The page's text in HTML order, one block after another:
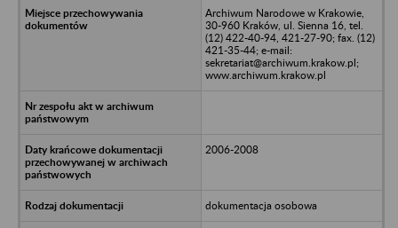
Archiwum Narodowe w Krakowie,
30-960 Kraków, ul. Sienna 16, tel.
(12) 422-40-94, 421-27-90; fax. (12)
421-35-44; e-mail:
sekretariat@archiwum.krakow.pl;
www.archiwum.krakow.pl
2006-2008
dokumentacja osobowa